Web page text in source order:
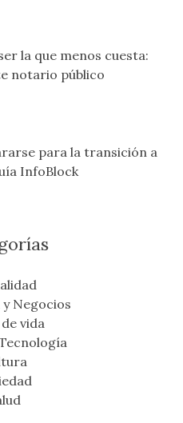
la que menos cuesta:
notario público
para la transición a
InfoBlock
Negocios
vida